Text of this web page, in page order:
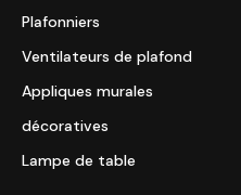
Plafonniers
Ventilateurs de plafond
Appliques murales
décoratives
Lampe de table